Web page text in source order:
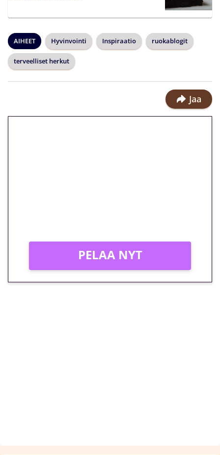
AIHEET Hyvinvointi Inspiraatio ruokablogit
terveelliset herkut
Jaa
PELAA NYT